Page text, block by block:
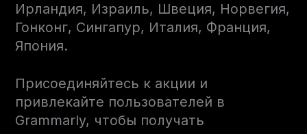
Ирландия, Израиль, Швеция, Норвегия,
Гонконг, Сингапур, Италия, Франция,
Япония.
Присоединяйтесь к акции и
привлекайте пользователей в
Grammarly, чтобы получать